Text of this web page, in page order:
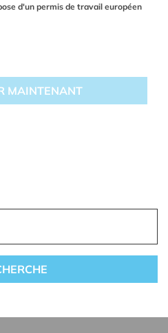
d'un permis de travail européen